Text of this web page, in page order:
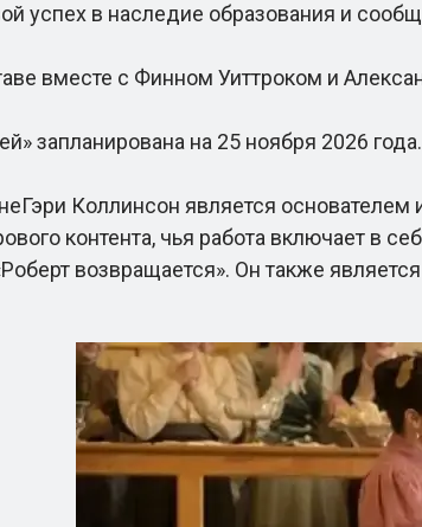
успех в наследие образования и
вместе с Финном Уиттроком и
запланирована на 25 ноября 2026 года.
Коллинсон является
контента, чья работа включает в
возвращается». Он также